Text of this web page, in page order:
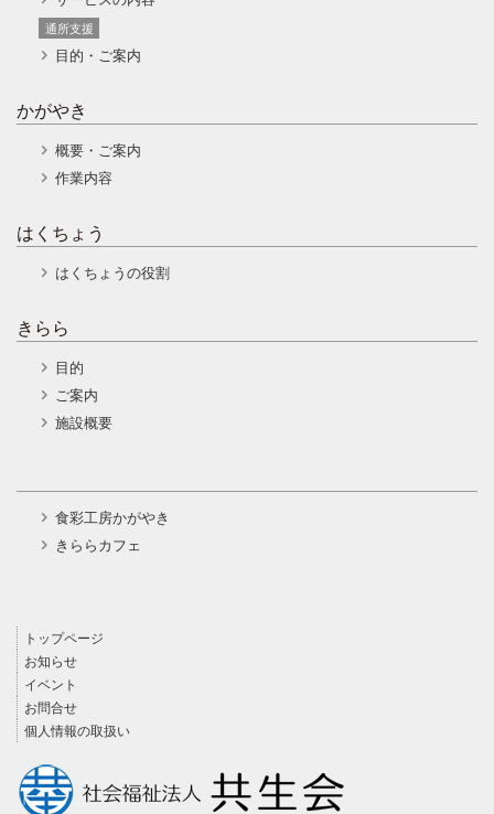
通所支援
目的・ご案内
かがやき
概要・ご案内
作業内容
はくちょう
はくちょうの役割
きらら
目的
ご案内
施設概要
食彩工房かがやき
きららカフェ
トップページ
お知らせ
イベント
お問合せ
個人情報の取扱い